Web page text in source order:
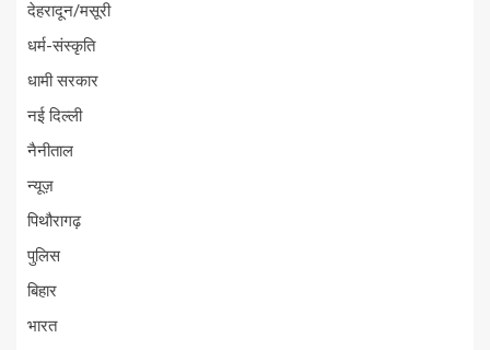
देहरादून/मसूरी
धर्म-संस्कृति
धामी सरकार
नई दिल्ली
नैनीताल
न्यूज़
पिथौरागढ़
पुलिस
बिहार
भारत